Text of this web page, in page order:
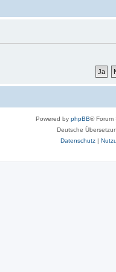
Powered by phpBB® Forum
Deutsche
Datenschutz|